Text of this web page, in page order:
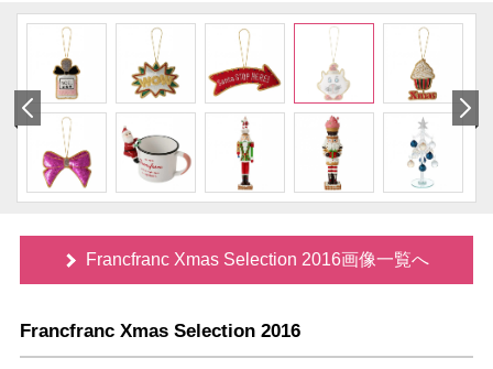
Francfranc Xmas Selection 2016画像一覧へ
Francfranc Xmas Selection 2016